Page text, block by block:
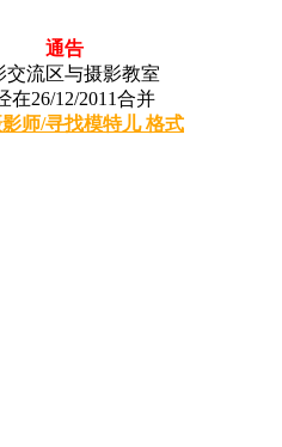
通告
交流区与摄影教室
在26/12/2011合并
师/寻找模特儿 格式